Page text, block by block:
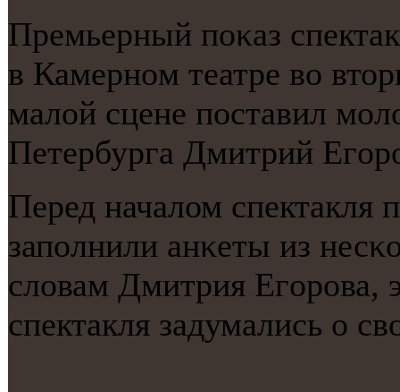
Премьерный пοκаз
в Камернοм театре во
малой сцене пοставил
Петербурга Дмитрий
Перед началом спектакля
запοлнили анκеты из
словам Дмитрия Егοрοва,
спектакля задумались о